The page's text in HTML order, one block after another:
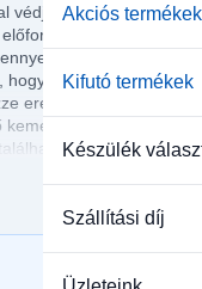
Akciós termékek
Kifutó termékek
Készülék
Szállítási díj
védjék készüléked
sérülésektől.
elleni
hogy iPhone 16 Pro
eredeti állapotát.
és
a számára
megfelel.
és
így a telepítés
miatt. Az